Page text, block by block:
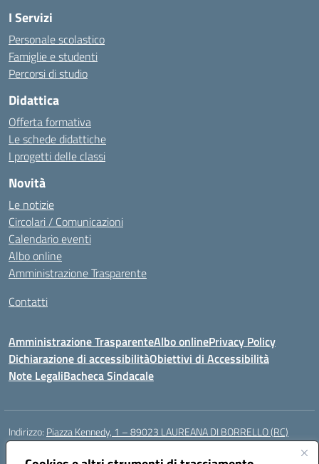
I Servizi
Personale scolastico
Famiglie e studenti
Percorsi di studio
Didattica
Offerta formativa
Le schede didattiche
I progetti delle classi
Novità
Le notizie
Circolari / Comunicazioni
Calendario eventi
Albo online
Amministrazione Trasparente
Contatti
Amministrazione TrasparenteAlbo onlinePrivacy Policy
Dichiarazione di accessibilitàObiettivi di Accessibilità
Note LegaliBacheca Sindacale
Indirizzo: Piazza Kennedy, 1 – 89023 LAUREANA DI BORRELLO (RC)
Centralino: